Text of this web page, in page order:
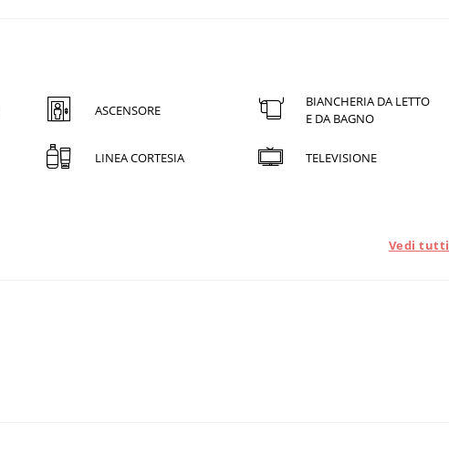
ASCENSORE
BIANCHERIA DA LETTO
E DA BAGNO
LINEA CORTESIA TELEVISIONE
Vedi tutti